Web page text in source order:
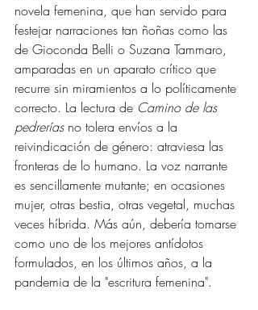
novela femenina, que han servido para
festejar narraciones tan ñoñas como las
de Gioconda Belli o Suzana Tammaro,
amparadas en un aparato crítico que
recurre sin miramientos a lo políticamente
correcto. La lectura de Camino de las
pedrerías no tolera envíos a la
reivindicación de género: atraviesa las
fronteras de lo humano. La voz narrante
es sencillamente mutante; en ocasiones
mujer, otras bestia, otras vegetal, muchas
veces híbrida. Más aún, debería tomarse
como uno de los mejores antídotos
formulados, en los últimos años, a la
pandemia de la "escritura femenina".